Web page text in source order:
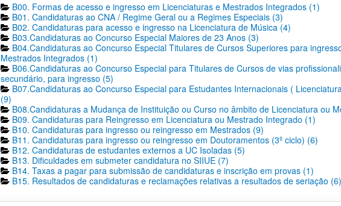
B00. Formas de acesso e ingresso em Licenciaturas e Mestrados Integrados (1)
B01. Candidaturas ao CNA / Regime Geral ou a Regimes Especiais (3)
B02. Candidaturas para acesso e ingresso na Licenciatura de Música (4)
B03.Candidaturas ao Concurso Especial Maiores de 23 Anos (3)
B04.Candidaturas ao Concurso Especial Titulares de Cursos Superiores para
Mestrados Integrados (1)
B06.Candidaturas ao Concurso Especial para Titulares de Cursos de vias
secundário, para ingresso (5)
B07.Candidaturas ao Concurso Especial para Estudantes Internacionais (
(9)
B08.Candidaturas a Mudança de Instituição ou Curso no âmbito de Licenciatura ou
B09. Candidaturas para Reingresso em Licenciatura ou Mestrado Integrado (1)
B10. Candidaturas para ingresso ou reingresso em Mestrados (9)
B11. Candidaturas para ingresso ou reingresso em Doutoramentos (3º ciclo) (6)
B12. Candidaturas de estudantes externos a UC Isoladas (5)
B13. Dificuldades em submeter candidatura no SIIUE (7)
B14. Taxas a pagar para submissão de candidaturas e inscrição em provas (1)
B15. Resultados de candidaturas e reclamações relativas a resultados de seriação (6)